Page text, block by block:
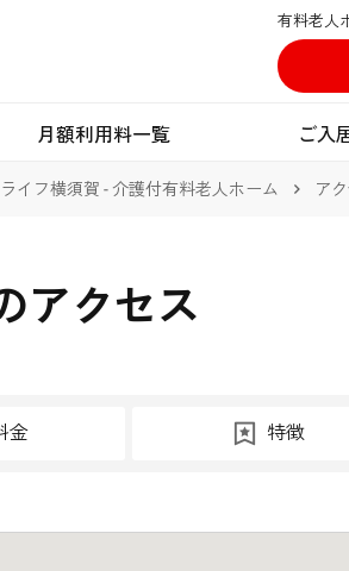
有料老人
月額利用料一覧 ご入
イフ横須賀 - 介護付有料老人ホーム ア
アクセス
金 特徴